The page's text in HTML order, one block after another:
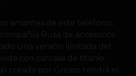
amantes de este teléfono,
compañía Rusa de accesorios
una versión limitada del
con carcasa de titanio.
creada por Gresso tendrá el